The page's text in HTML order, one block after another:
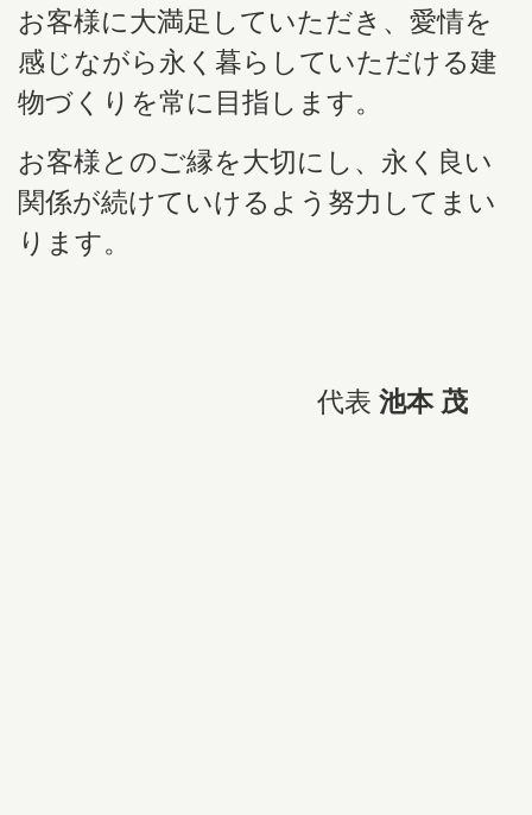
お客様に大満足していただき、愛情を
感じながら永く暮らしていただける建
物づくりを常に目指します。
お客様とのご縁を大切にし、永く良い
関係が続けていけるよう努力してまい
ります。
代表 池本 茂